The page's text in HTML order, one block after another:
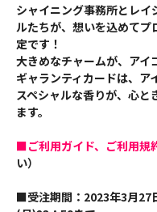
シャイニング事務所とレイ
ルたちが、想いを込めてプ
定です！
大きめなチャームが、アイ
ギャランティカードは、ア
スペシャルな香りが、心と
ます。
■ご利用ガイド、ご利用規
い）
■受注期間：2023年3月27